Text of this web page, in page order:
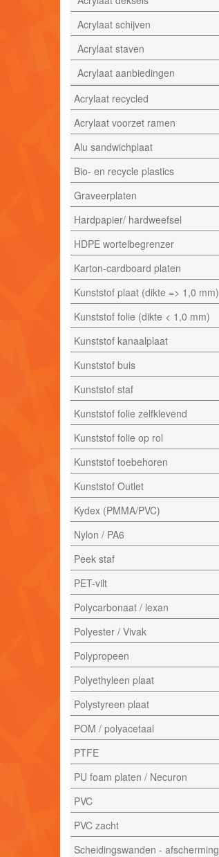
Acrylaat schijven
Acrylaat staven
Acrylaat aanbiedingen
Acrylaat recycled
Acrylaat voorzet ramen
Alu sandwichplaat
Bio- en recycle plastics
Graveerplaten
Hardpapier/ hardweefsel
HDPE wortelbegrenzer
Karton-cardboard platen
Kunststof plaat (dikte => 1,0 mm)
Kunststof folie (dikte < 1,0 mm)
Kunststof kanaalplaat
Kunststof buis
Kunststof staf
Kunststof folie zelfklevend
Kunststof folie op rol
Kunststof toebehoren
Kunststof Outlet
Kydex (PMMA/PVC)
Nylon / PA6
Peek staf
PET-vilt
Polycarbonaat / lexan
Polyester / Vivak
Polypropeen
Polyethyleen plaat
Polystyreen plaat
POM / polyacetaal
PTFE
PU foam platen / Necuron
PVC
PVC zacht
Scheidingswanden - afscherming